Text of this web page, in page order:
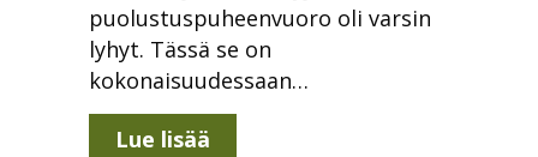
puolustuspuheenvuoro oli varsin
lyhyt. Tässä se on
kokonaisuudessaan…
Lue lisää